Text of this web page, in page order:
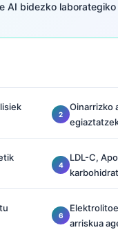
AI bidezko
Oinarrizko
LDL-C,
arriskua